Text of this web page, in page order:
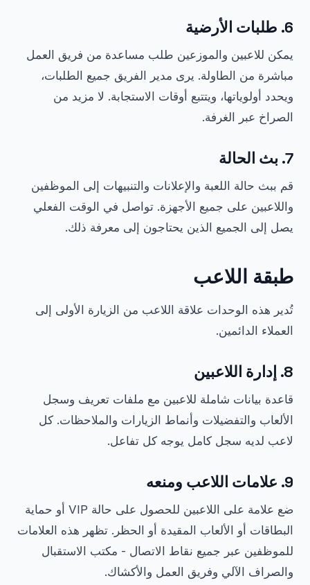
6. طلبات الأرضية
يمكن للاعبين والموزعين طلب مساعدة من فريق العمل
مباشرة من الطاولة. يرى مدير الفريق جميع الطلبات،
ويحدد أولوياتها، ويتتبع أوقات الاستجابة. لا مزيد من
الصراخ عبر الغرفة.
7. بث الحالة
قم ببث حالة اللعبة والإعلانات والتنبيهات إلى الموظفين
واللاعبين على جميع الأجهزة. تواصل في الوقت الفعلي
يصل إلى الجميع الذين يحتاجون إلى معرفة ذلك.
طبقة اللاعب
تُدير هذه الوحدات علاقة اللاعب من الزيارة الأولى إلى
العملاء الدائمين.
8. إدارة اللاعبين
قاعدة بيانات شاملة للاعبين مع ملفات تعريف وسجل
الألعاب والتفضيلات وأنماط الزيارات والملاحظات. كل
لاعب لديه سجل كامل يوجه كل تفاعل.
9. علامات اللاعب ومنعه
ضع علامة على اللاعبين للحصول على حالة VIP أو حماية
البطاقات أو الألعاب المقيدة أو الحظر. تظهر هذه العلامات
للموظفين عبر جميع نقاط الاتصال - مكتب الاستقبال
والصراف الآلي وفريق العمل والأكشاك.